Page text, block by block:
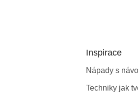
Inspirace
Nápady s
Techniky jak